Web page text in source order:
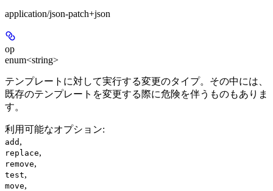
application/json-patch+json
op
enum<string>
テンプレートに対して実行する変更のタイプ。その中には、
既存のテンプレートを変更する際に危険を伴うものもありま
す。
利用可能なオプション:
add ,
replace,
remove,
test,
move,